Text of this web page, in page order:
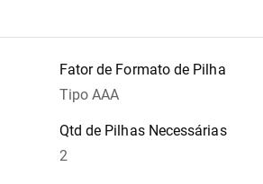
Fator de Formato de Pilha
Tipo AAA
Qtd de Pilhas Necessárias
2